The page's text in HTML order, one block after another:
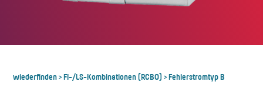
wiederfinden>FI-/LS-Kombinationen (RCBO) >Fehlerstromtyp B